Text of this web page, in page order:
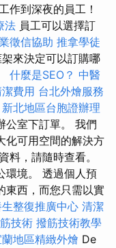
作到深夜的員工！
法 員工可以選擇訂
徵信協助 推拿學徒
來決定可以訂購哪
什麼是SEO？ 中醫
費用 台北外燴服務
新北地區台胞證辦理
公室下訂單。 我們
化可用空間的解決方
料，請隨時查看。
環境。 透過個人預
東西，而您只需以實
整復推廣中心 清潔
技術 撥筋技術教學
地區精緻外燴 De